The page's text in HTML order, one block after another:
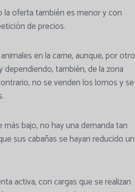
la oferta también es menor y con
de precios.
en la carne, aunque, por otro
también, de la zona
no se venden los lomos y se
bajo, no hay una demanda tan
sus cabañas se hayan reducido un
activa, con cargas que se realizan